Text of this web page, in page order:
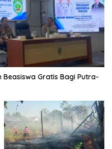
Beasiswa Gratis Bagi Putra-